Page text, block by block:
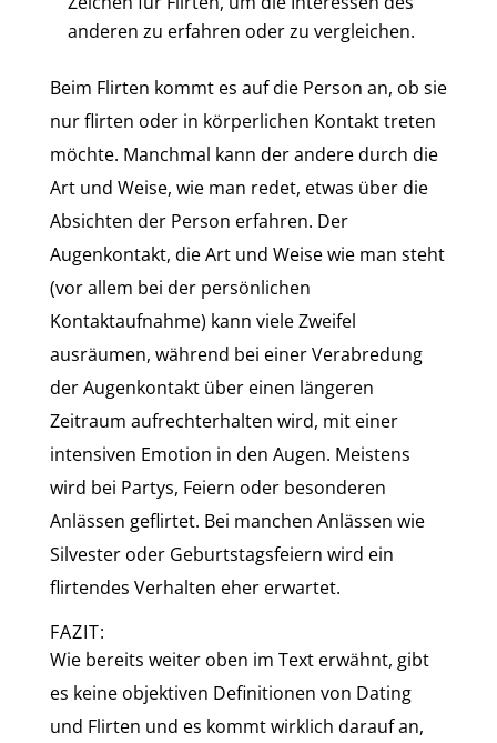
anderen zu erfahren oder zu vergleichen.
Beim Flirten kommt es auf die Person an, ob sie
nur flirten oder in körperlichen Kontakt treten
möchte. Manchmal kann der andere durch die
Art und Weise, wie man redet, etwas über die
Absichten der Person erfahren. Der
Augenkontakt, die Art und Weise wie man steht
(vor allem bei der persönlichen
Kontaktaufnahme) kann viele Zweifel
ausräumen, während bei einer Verabredung
der Augenkontakt über einen längeren
Zeitraum aufrechterhalten wird, mit einer
intensiven Emotion in den Augen. Meistens
wird bei Partys, Feiern oder besonderen
Anlässen geflirtet. Bei manchen Anlässen wie
Silvester oder Geburtstagsfeiern wird ein
flirtendes Verhalten eher erwartet.
FAZIT:
Wie bereits weiter oben im Text erwähnt, gibt
es keine objektiven Definitionen von Dating
und Flirten und es kommt wirklich darauf an,